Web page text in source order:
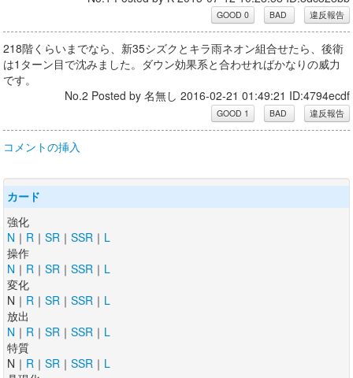
218階くらいまでなら、新35シズクとキラ雨ネオン組合せたら、後衛
は1ターン目で沈みました。ダウン効果系と合わせればかなりの威力
です。
No.2 Posted by 名無し 2016-02-21 01:49:21 ID:4794ecdf
コメントの挿入
カード
強化
N ｜ R ｜ SR ｜ SSR ｜ L
操作
N ｜ R ｜ SR ｜ SSR ｜ L
変化
N｜ R ｜ SR ｜ SSR ｜ L
放出
N ｜ R ｜ SR ｜ SSR ｜ L
特質
N｜ R ｜ SR ｜ SSR ｜ L